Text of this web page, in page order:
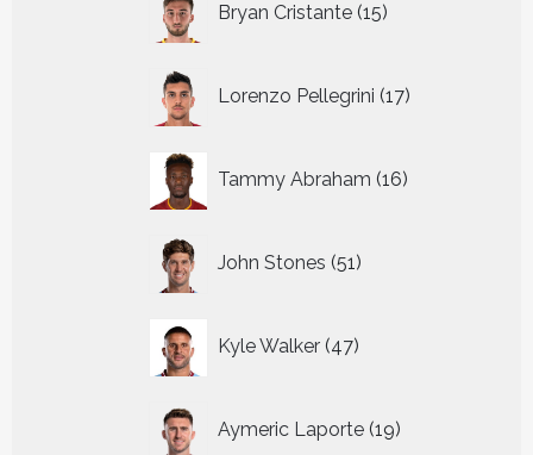
Bryan Cristante 15
producten
Lorenzo Pellegrini 17
producten
Tammy Abraham 16
producten
John Stones 51
producten
Kyle Walker 47
producten
Aymeric Laporte 19
producten